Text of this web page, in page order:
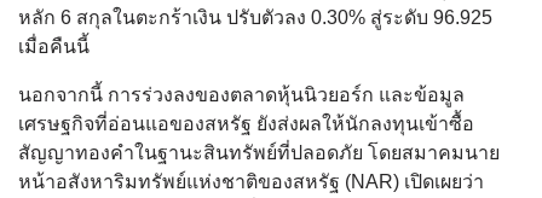
หลัก 6 สกุลในตะกร้าเงิน ปรับตัวลง 0.30% สู่ระดับ 96.925
เมื่อคืนนี้
นอกจากนี้ การร่วงลงของตลาดหุ้นนิวยอร์ก และข้อมูล
เศรษฐกิจที่อ่อนแอของสหรัฐ ยังส่งผลให้นักลงทุนเข้าซื้อ
สัญญาทองคำในฐานะสินทรัพย์ที่ปลอดภัย โดยสมาคมนาย
หน้าอสังหาริมทรัพย์แห่งชาติของสหรัฐ (NAR) เปิดเผยว่า